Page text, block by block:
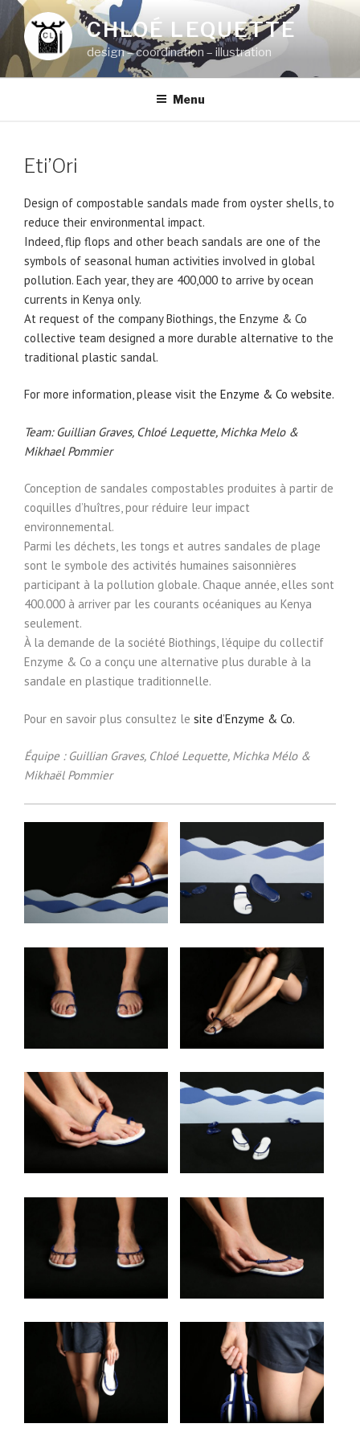
Aller
au
contenu
principal
CHLOÉ LEQUETTE
design – coordination – illustration
Menu
Eti’Ori
Design of compostable sandals made from oyster shells, to
reduce their environmental impact.
Indeed, flip flops and other beach sandals are one of the
symbols of seasonal human activities involved in global
pollution. Each year, they are 400,000 to arrive by ocean
currents in Kenya only.
At request of the company Biothings, the Enzyme & Co
collective team designed a more durable alternative to the
traditional plastic sandal.
For more information, please visit the Enzyme & Co website.
Team: Guillian Graves, Chloé Lequette, Michka Melo &
Mikhael Pommier
Conception de sandales compostables produites à partir de
coquilles d’huîtres, pour réduire leur impact
environnemental.
Parmi les déchets, les tongs et autres sandales de plage
sont le symbole des activités humaines saisonnières
participant à la pollution globale. Chaque année, elles sont
400.000 à arriver par les courants océaniques au Kenya
seulement.
À la demande de la société Biothings, l’équipe du collectif
Enzyme & Co a conçu une alternative plus durable à la
sandale en plastique traditionnelle.
Pour en savoir plus consultez le site d’Enzyme & Co.
Équipe : Guillian Graves, Chloé Lequette, Michka Mélo &
Mikhaël Pommier